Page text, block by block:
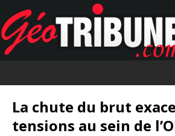
La chute du brut
tensions au sein de